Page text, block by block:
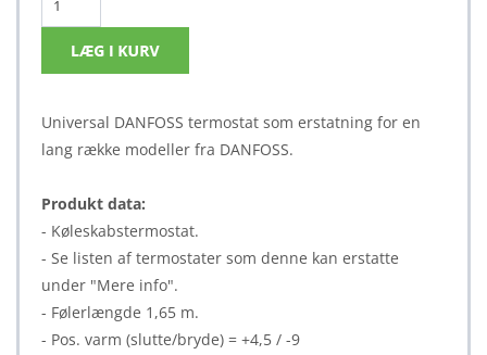
Universal DANFOSS termostat som erstatning for en
lang række modeller fra DANFOSS.
Produkt data:
- Køleskabstermostat.
- Se listen af termostater som denne kan erstatte
under "Mere info".
- Følerlængde 1,65 m.
- Pos. varm (slutte/bryde) = +4,5 / -9